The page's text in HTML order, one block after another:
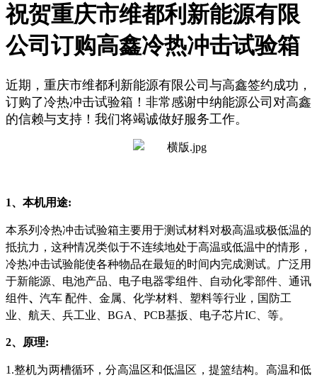
祝贺重庆市维都利新能源有限
公司订购高鑫冷热冲击试验箱
近期，重庆市维都利新能源有限公司与高鑫签约成功，
订购了冷热冲击试验箱！非常感谢中纳能源公司对高鑫
的信赖与支持！我们将竭诚做好服务工作。
1、本机用途:
本系列冷热冲击试验箱主要用于测试材料对极高温或极低温的
抵抗力，这种情况类似于不连续地处于高温或低温中的情形，
冷热冲击试验能使各种物品在最短的时间内完成测试。
广泛用
于新能源、电池产品、电子电器零组件、自动化零部件、通讯
组件、 汽车 配件、金属、化学材料、塑料等行业，国防工
业、航天、兵工业、BGA、PCB基扳、电子芯片IC、等。
2、原理:
1.整机为两槽循环，分高温区和低温区，提篮结构。高温和低